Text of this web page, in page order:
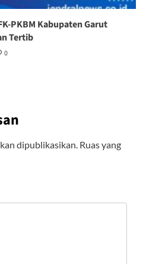
PKBM Kabupaten Garut
Tertib‎
0
dipublikasikan. Ruas yang